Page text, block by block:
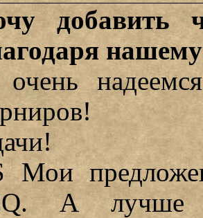
добавить
Мои
А лучше